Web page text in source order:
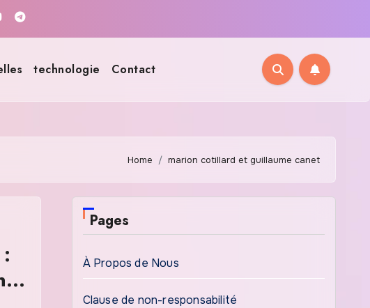
technologie Contact
Home marion cotillard et guillaume canet
Pages
À Propos de Nous
Clause de non-responsabilité